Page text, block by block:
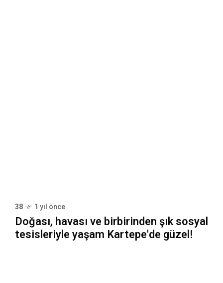
38 1 yıl önce
Doğası, havası ve birbirinden şık sosyal
tesisleriyle yaşam Kartepe'de güzel!